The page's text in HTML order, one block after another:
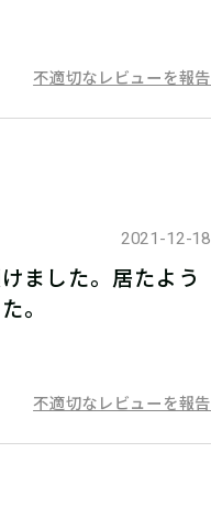
不適切なレビューを報告
2021-12-18
ました。居たよう
。
不適切なレビューを報告